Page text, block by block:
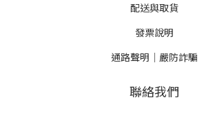
配送與取貨
發票說明
通路聲明｜嚴防詐騙
聯絡我們